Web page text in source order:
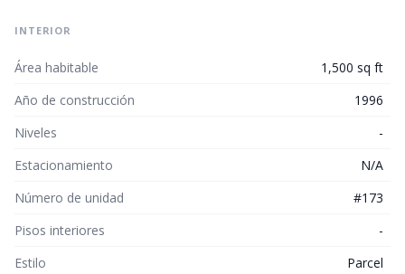
INTERIOR
Área habitable
1,500 sq ft
Año de construcción
1996
Niveles
-
Estacionamiento
N/A
Número de unidad
#173
Pisos interiores
-
Estilo
Parcel